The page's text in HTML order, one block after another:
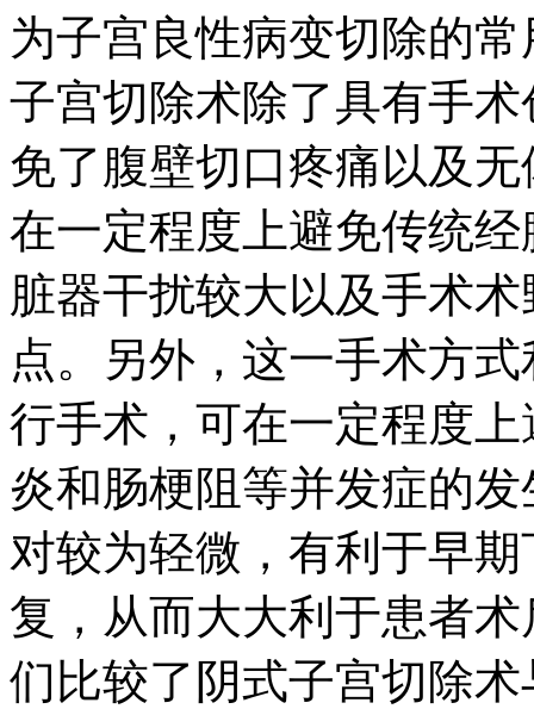
为子宫良性病变切除的
子宫切除术除了具有手
免了腹壁切口疼痛以及
在一定程度上避免传统
脏器干扰较大以及手术
点。另外，这一手术方
行手术，可在一定程度
炎和肠梗阻等并发症的
对较为轻微，有利于早
复，从而大大利于患者
们比较了阴式子宫切除